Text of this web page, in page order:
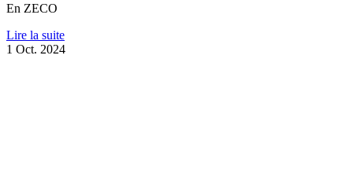
En ZECO
Lire la suite
1 Oct. 2024